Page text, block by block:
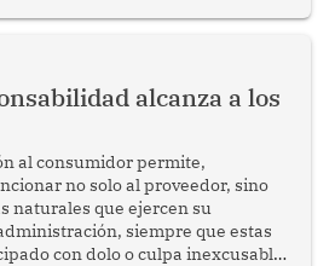
de desarrollo, cohesión
alcanza a los
al consumidor permite,
no solo al proveedor, sino
naturales que ejercen su
siempre que estas
con dolo o culpa inexcusable